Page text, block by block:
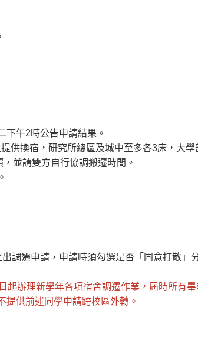
下午2時公告申請結果。
供換宿，研究所總區及城中至多各3床，大學
並請雙方自行協調搬遷時間。
調遷申請，申請時須勾選是否「同意打散」
起辦理新學年各項宿舍調遷作業，屆時所有
供前述同學申請跨校區外轉。